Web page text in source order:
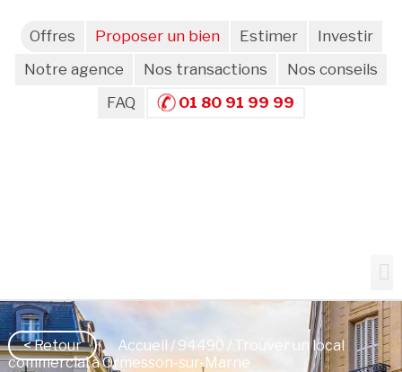
Offres Proposer un bien Estimer
Investir
Notre agence
Nos transactions
Nos conseils
FAQ
01 80 91 99 99
< Retour Accueil / 94490 / Trouver un local
commercial à Ormesson-sur-Marne